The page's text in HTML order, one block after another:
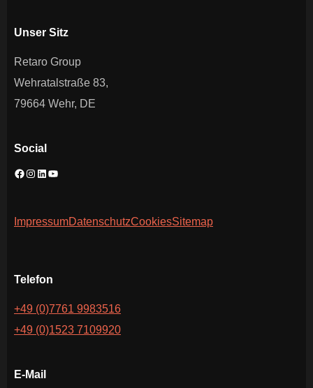
Unser Sitz
Retaro Group
Wehratalstraße 83,
79664 Wehr, DE
Social
ImpressumDatenschutzCookiesSitemap
Telefon
+49 (0)7761 9983516
+49 (0)1523 7109920
E-Mail